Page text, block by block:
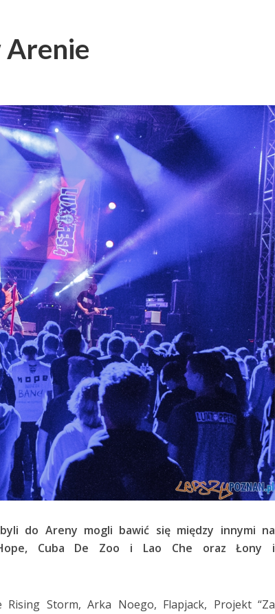
Arenie
do Areny mogli bawić się między innymi na
Hope, Cuba De Zoo i Lao Che oraz Łony i
Storm, Arka Noego, Flapjack, Projekt “Za